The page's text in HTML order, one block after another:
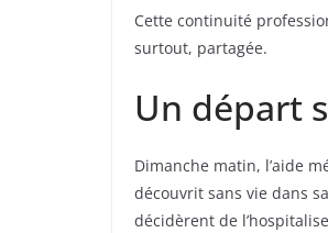
Cette continuité
surtout, partagée.
Un départ
Dimanche matin, l’aide
découvrit sans vie dans
décidèrent de